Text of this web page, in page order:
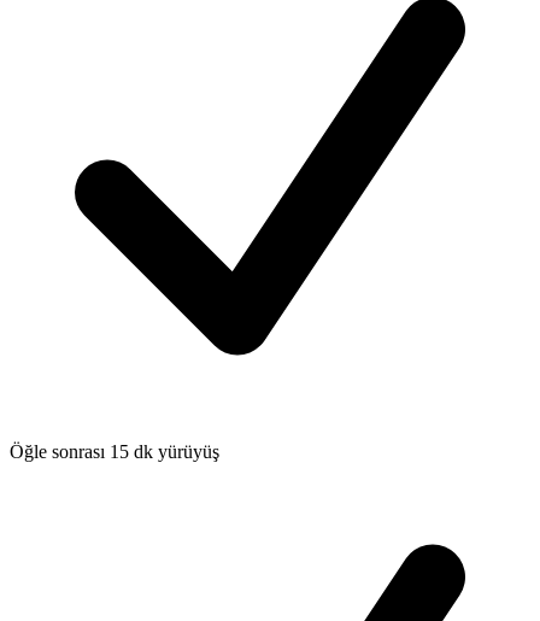
Öğle sonrası 15 dk yürüyüş